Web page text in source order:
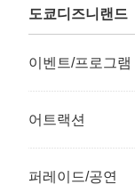
도쿄디즈니랜드
이벤트/프로그램
어트랙션
퍼레이드/공연